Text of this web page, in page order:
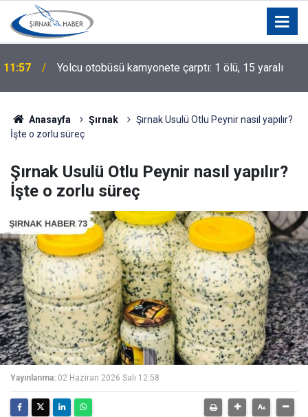
11:40 "Filistin Konvoyu" Mitingine Yoğun İlgi
Anasayfa Şırnak
Şırnak Usulü Otlu Peynir nasıl yapılır?
İşte o zorlu süreç
Şırnak Usulü Otlu Peynir nasıl yapılır?
İşte o zorlu süreç
Yayınlanma: 02 Haziran 2026 Salı 12:58